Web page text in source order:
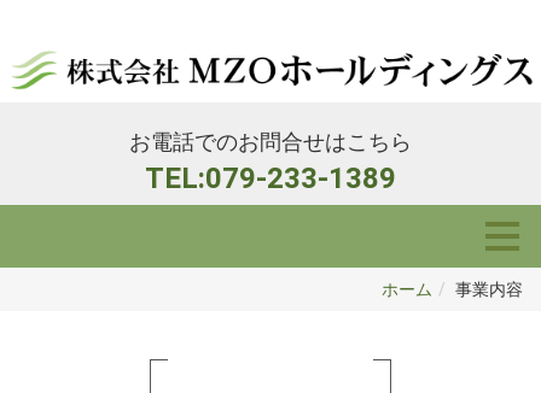
お電話でのお問合せはこちら
TEL:079-233-1389
ホーム 事業内容